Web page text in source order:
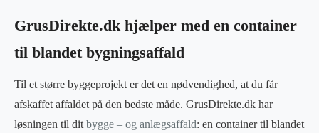
GrusDirekte.dk hjælper med en container
til blandet bygningsaffald
Til et større byggeprojekt er det en nødvendighed, at du får
afskaffet affaldet på den bedste måde. GrusDirekte.dk har
løsningen til dit bygge – og anlægsaffald: en container til blandet